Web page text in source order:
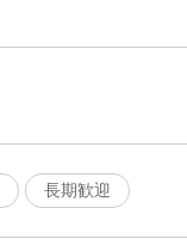
長期歓迎